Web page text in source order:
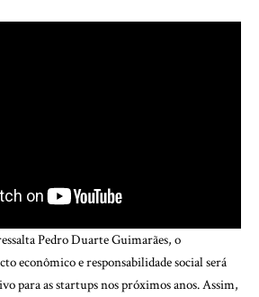
Pedro Duarte Guimarães, o
econômico e responsabilidade social será
para as startups nos próximos anos. Assim,